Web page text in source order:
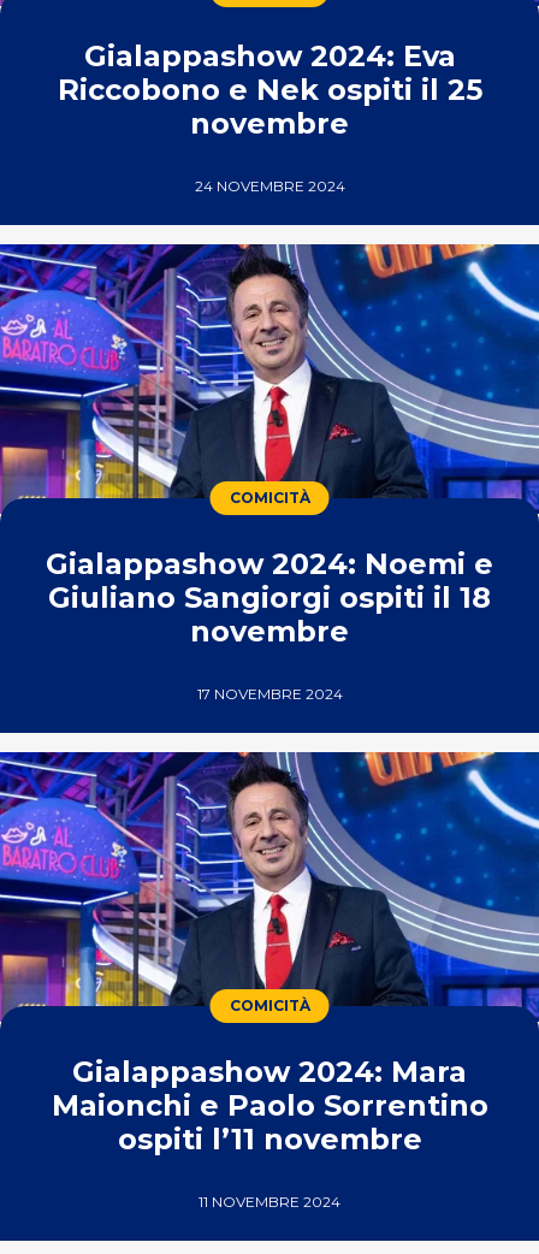
Gialappashow 2024: Eva
Riccobono e Nek ospiti il 25
novembre
24 NOVEMBRE 2024
COMICITÀ
Gialappashow 2024: Noemi e
Giuliano Sangiorgi ospiti il 18
novembre
17 NOVEMBRE 2024
COMICITÀ
Gialappashow 2024: Mara
Maionchi e Paolo Sorrentino
ospiti l’11 novembre
11 NOVEMBRE 2024